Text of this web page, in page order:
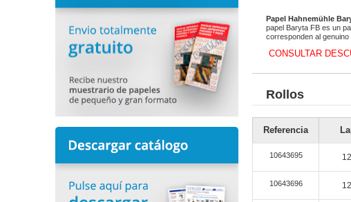
Papel Hahnemühle
papel Baryta FB es un
corresponden al genuino
CONSULTAR
Rollos
Referencia
10643695
10643696